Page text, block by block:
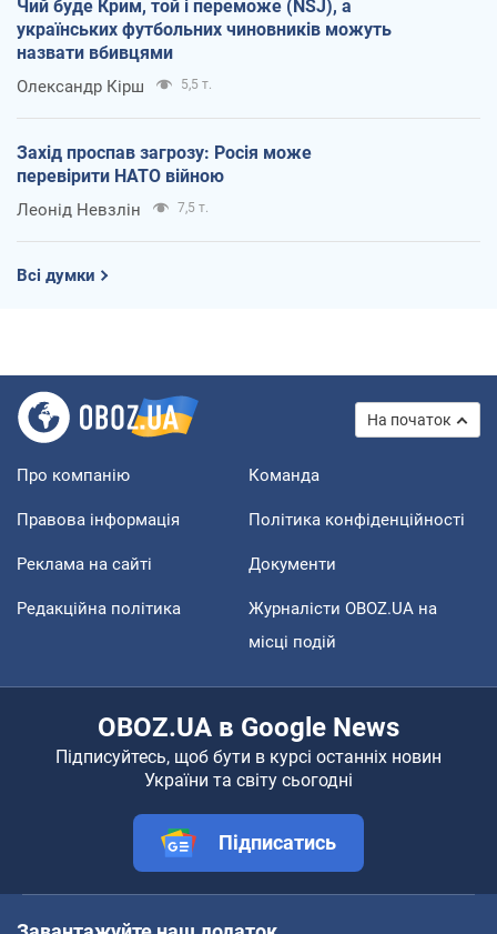
Чий буде Крим, той і переможе (NSJ), а
українських футбольних чиновників можуть
назвати вбивцями
Олександр Кірш 5,5 т.
Захід проспав загрозу: Росія може
перевірити НАТО війною
Леонід Невзлін 7,5 т.
Всі думки
На початок
Про компанію Команда
Правова інформація Політика конфіденційності
Реклама на сайті Документи
Редакційна політика
Журналісти OBOZ.UA на
місці подій
OBOZ.UA в Google News
Підписуйтесь, щоб бути в курсі останніх новин
України та світу сьогодні
Підписатись